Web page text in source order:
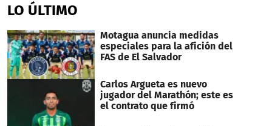
LO ÚLTIMO
Motagua anuncia medidas
especiales para la afición del
FAS de El Salvador
Carlos Argueta es nuevo
jugador del Marathón; este es
el contrato que firmó